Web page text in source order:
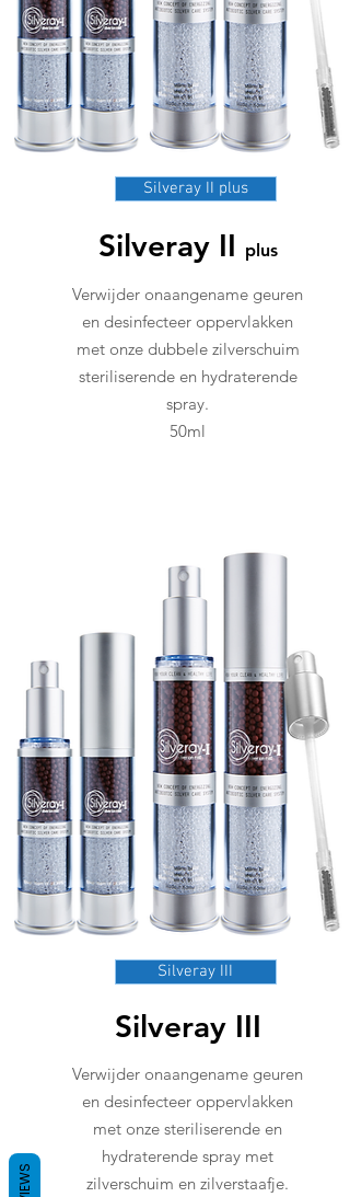
Silveray II plus
Silveray II plus
Verwijder onaangename geuren
en desinfecteer oppervlakken
met onze dubbele zilverschuim
steriliserende en hydraterende
spray.
50ml
Silveray III
Silveray III
Verwijder onaangename geuren
en desinfecteer oppervlakken
met onze steriliserende en
hydraterende spray met
zilverschuim en zilverstaafje.